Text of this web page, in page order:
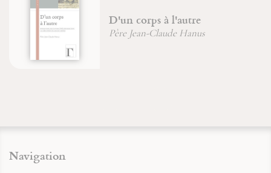
D'un corps à l'autre
Père Jean-Claude Hanus
Navigation